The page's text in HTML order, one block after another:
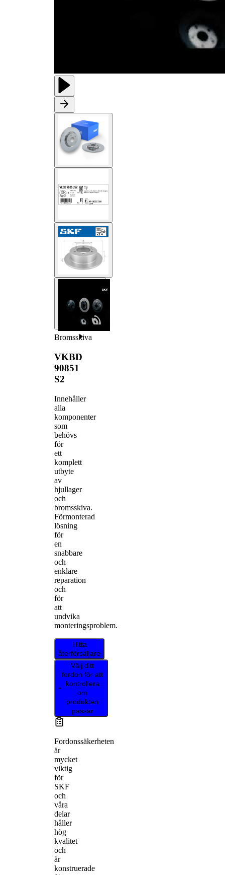
Bromsskiva
VKBD
90851
S2
Innehåller
alla
komponenter
som
behövs
för
ett
komplett
utbyte
av
hjullager
och
bromsskiva.
Förmonterad
lösning
för
en
snabbare
och
enklare
reparation
och
för
att
undvika
monteringsproblem.
Hitta
återförsäljare
Välj ditt
fordon för att
kontrollera
om
produkten
passar
Fordonssäkerheten
är
mycket
viktig
för
SKF
och
våra
delar
håller
hög
kvalitet
och
är
konstruerade